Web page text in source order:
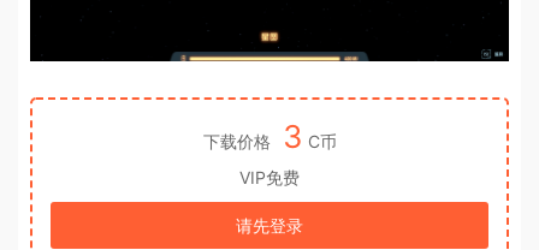
下载价格 3 C币
VIP免费
请先登录